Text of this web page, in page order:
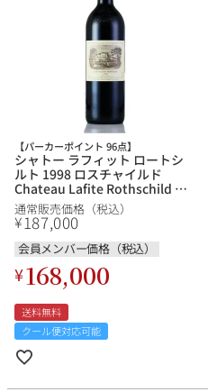
【パーカーポイント 96点】
シャトー ラフィット ロートシ
ルト 1998 ロスチャイルド
Chateau Lafite Rothschild フ
ランス ボルドー 赤ワイン
通常販売価格（税込）
¥187,000
会員メンバー価格（税込）
¥168,000
送料無料
クール便対応可能